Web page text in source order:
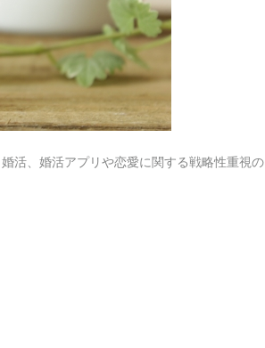
活、婚活アプリや恋愛に関する戦略性重視の